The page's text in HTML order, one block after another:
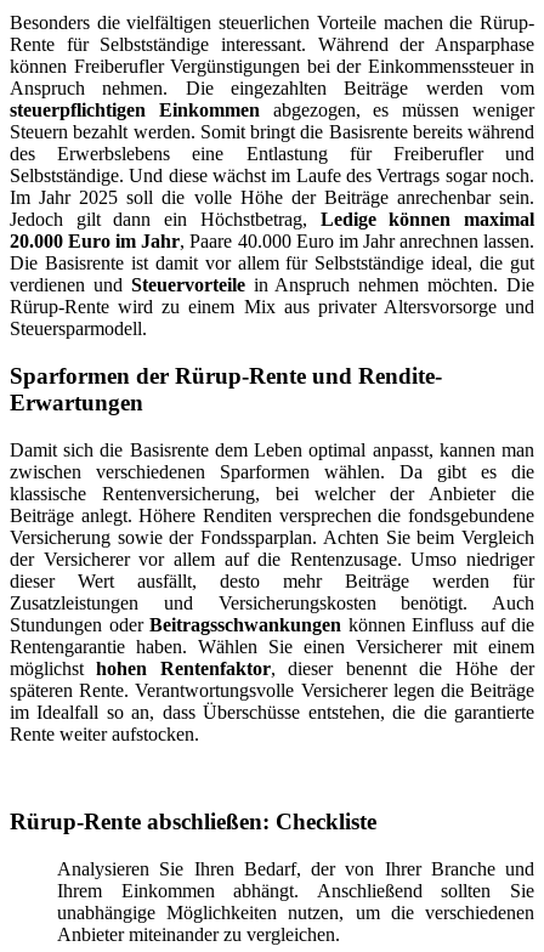
Besonders die vielfältigen steuerlichen Vorteile machen die Rürup-
Rente für Selbstständige interessant. Während der Ansparphase
können Freiberufler Vergünstigungen bei der Einkommenssteuer in
Anspruch nehmen. Die eingezahlten Beiträge werden vom
steuerpflichtigen Einkommen abgezogen, es müssen weniger
Steuern bezahlt werden. Somit bringt die Basisrente bereits während
des Erwerbslebens eine Entlastung für Freiberufler und
Selbstständige. Und diese wächst im Laufe des Vertrags sogar noch.
Im Jahr 2025 soll die volle Höhe der Beiträge anrechenbar sein.
Jedoch gilt dann ein Höchstbetrag, Ledige können maximal
20.000 Euro im Jahr, Paare 40.000 Euro im Jahr anrechnen lassen.
Die Basisrente ist damit vor allem für Selbstständige ideal, die gut
verdienen und Steuervorteilein Anspruch nehmen möchten. Die
Rürup-Rente wird zu einem Mix aus privater Altersvorsorge und
Steuersparmodell.
Sparformen der Rürup-Rente und Rendite-
Erwartungen
Damit sich die Basisrente dem Leben optimal anpasst, kannen man
zwischen verschiedenen Sparformen wählen. Da gibt es die
klassische Rentenversicherung, bei welcher der Anbieter die
Beiträge anlegt. Höhere Renditen versprechen die fondsgebundene
Versicherung sowie der Fondssparplan. Achten Sie beim Vergleich
der Versicherer vor allem auf die Rentenzusage. Umso niedriger
dieser Wert ausfällt, desto mehr Beiträge werden für
Zusatzleistungen und Versicherungskosten benötigt. Auch
Stundungen oder Beitragsschwankungen können Einfluss auf die
Rentengarantie haben. Wählen Sie einen Versicherer mit einem
möglichsthohen Rentenfaktor, dieser benennt die Höhe der
späteren Rente. Verantwortungsvolle Versicherer legen die Beiträge
im Idealfall so an, dass Überschüsse entstehen, die die garantierte
Rente weiter aufstocken.
Rürup-Rente abschließen: Checkliste
Analysieren Sie Ihren Bedarf, der von Ihrer Branche und
Ihrem Einkommen abhängt. Anschließend sollten Sie
unabhängige Möglichkeiten nutzen, um die verschiedenen
Anbieter miteinander zu vergleichen.